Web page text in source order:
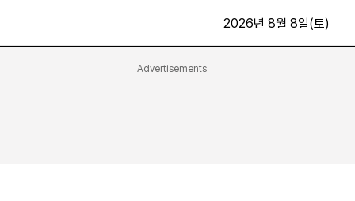
2026년 8월 8일(토)
Advertisements